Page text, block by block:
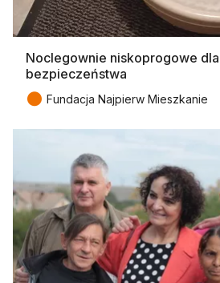
Noclegownie niskoprogowe
bezpieczeństwa
● Fundacja Najpierw Mieszkanie